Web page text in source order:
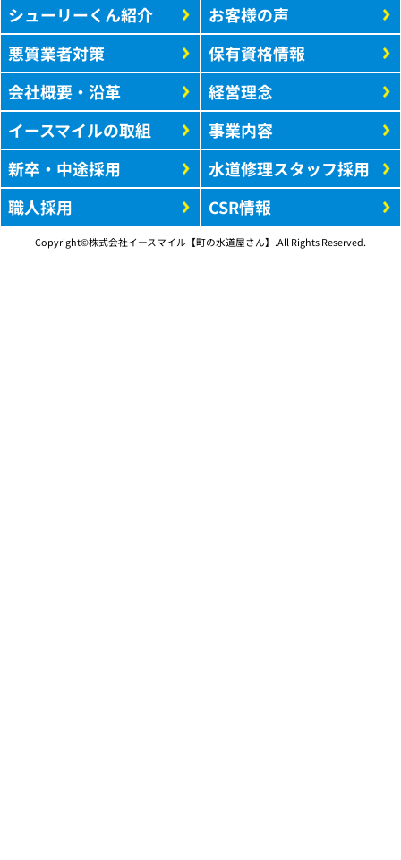
シューリーくん紹介
悪質業者対策
会社概要・沿革
イースマイルの取組
新卒・中途採用
職人採用
お客様の声
保有資格情報
経営理念
事業内容
水道修理スタッフ採用
CSR情報
Copyright©株式会社イースマイル【町の水道屋さん】.All Rights Reserved.